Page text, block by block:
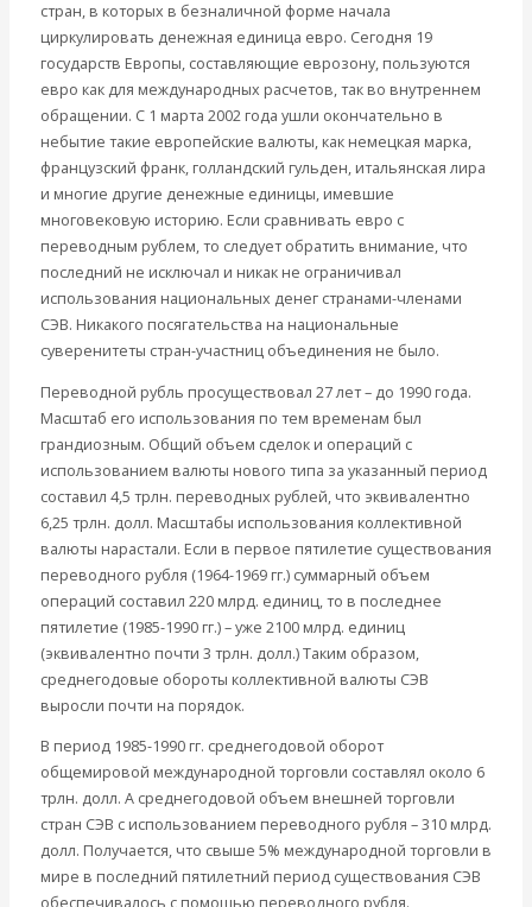
стран, в которых в безналичной форме начала
циркулировать денежная единица евро. Сегодня 19
государств Европы, составляющие еврозону, пользуются
евро как для международных расчетов, так во внутреннем
обращении. С 1 марта 2002 года ушли окончательно в
небытие такие европейские валюты, как немецкая марка,
французский франк, голландский гульден, итальянская лира
и многие другие денежные единицы, имевшие
многовековую историю. Если сравнивать евро с
переводным рублем, то следует обратить внимание, что
последний не исключал и никак не ограничивал
использования национальных денег странами-членами
СЭВ. Никакого посягательства на национальные
суверенитеты стран-участниц объединения не было.
Переводной рубль просуществовал 27 лет – до 1990 года.
Масштаб его использования по тем временам был
грандиозным. Общий объем сделок и операций с
использованием валюты нового типа за указанный период
составил 4,5 трлн. переводных рублей, что эквивалентно
6,25 трлн. долл. Масштабы использования коллективной
валюты нарастали. Если в первое пятилетие существования
переводного рубля (1964-1969 гг.) суммарный объем
операций составил 220 млрд. единиц, то в последнее
пятилетие (1985-1990 гг.) – уже 2100 млрд. единиц
(эквивалентно почти 3 трлн. долл.) Таким образом,
среднегодовые обороты коллективной валюты СЭВ
выросли почти на порядок.
В период 1985-1990 гг. среднегодовой оборот
общемировой международной торговли составлял около 6
трлн. долл. А среднегодовой объем внешней торговли
стран СЭВ с использованием переводного рубля – 310 млрд.
долл. Получается, что свыше 5% международной торговли в
мире в последний пятилетний период существования СЭВ